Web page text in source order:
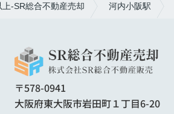
-SR総合不動産売却 河内小阪駅
〒578-0941
大阪府東大阪市岩田町１丁目6-20